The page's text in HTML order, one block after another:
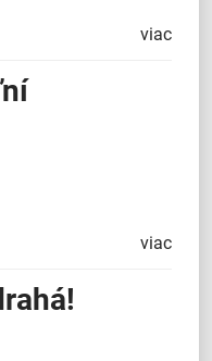
viac
viac